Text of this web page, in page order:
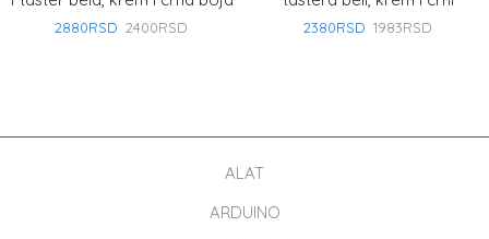
2880RSD 2400RSD 2380RSD 1983RSD
ALAT
ARDUINO